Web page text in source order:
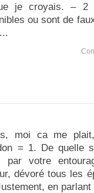
je croyais. – 2
ou sont de
moi ca me
= 1. De quelle
par votre
dévoré tous les
en